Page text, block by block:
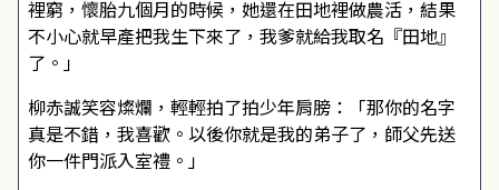
裡窮，懷胎九個月的時候，她還在田地裡做農活，結果
不小心就早產把我生下來了，我爹就給我取名『田地』
了。」
柳赤誠笑容燦爛，輕輕拍了拍少年肩膀：「那你的名字
真是不錯，我喜歡。以後你就是我的弟子了，師父先送
你一件門派入室禮。」